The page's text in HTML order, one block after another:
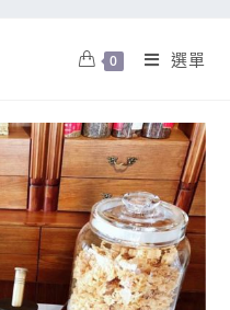
0 選單